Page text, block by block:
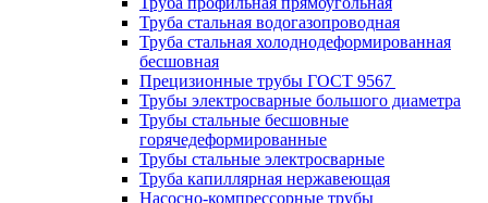
Труба стальная водогазопроводная
Труба стальная холоднодеформированная
бесшовная
Прецизионные трубы ГОСТ 9567
Трубы электросварные большого диаметра
Трубы стальные бесшовные
горячедеформированные
Трубы стальные электросварные
Труба капиллярная нержавеющая
Насосно-компрессорные трубы